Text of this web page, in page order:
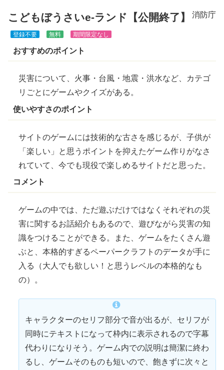
こどもぼうさいe-ランド【公開終了】 消防庁
登録不要 無料 期間限定なし
おすすめのポイント
災害について、火事・台風・ 地震 ・ 洪水など、カテゴ
リごとにゲームやクイズがある。
使いやすさのポイント
サイトのゲームには技術的な古さを感じるが、子供が
「楽しい」と思うポイントを抑えたゲーム作りがなさ
れていて、今でも現役で楽しめるサイトだと思った。
コメント
ゲームの中では、ただ遊ぶだけではなくそれぞれの災
害に関するお話紹介 もあるので、遊びながら災害の知
識をつけることができる。また、ゲームをたくさん遊
ぶと、本格的すぎるペーパークラフトのデータが手に
入る（大人でも欲 しい！と思うレベルの本格的なも
の）。
キャラクターのセリフ部分で音が出るが、セリフが
同時にテキストになって枠内に表示されるので字幕
代わりになりそう。ゲーム内での説明は簡潔に終わ
るし、ゲームそのものも短いので、 飽きずに次々と